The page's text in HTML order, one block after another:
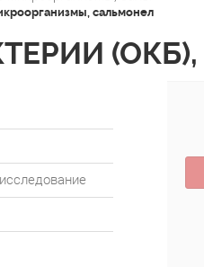
сальмонеллы в
(ОКБ),